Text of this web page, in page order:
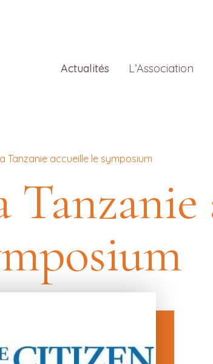
Actualités L’Association
Tanzanie accueille le symposium